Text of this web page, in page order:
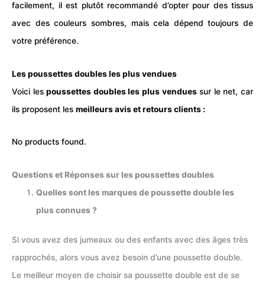
facilement, il est plutôt recommandé d’opter pour des tissus
avec des couleurs sombres, mais cela dépend toujours de
votre préférence.
Les poussettes doubles les plus vendues
Voici lespoussettes doubles les plus venduessur le net, car
ils proposent les meilleurs avis et retours clients :
No products found.
Questions et Réponses sur les poussettes doubles
Quelles sont les marques de poussette double les
plus connues ?
Si vous avez des jumeaux ou des enfants avec des âges très
rapprochés, alors vous avez besoin d’une poussette double.
Le meilleur moyen de choisir sa poussette double est de se